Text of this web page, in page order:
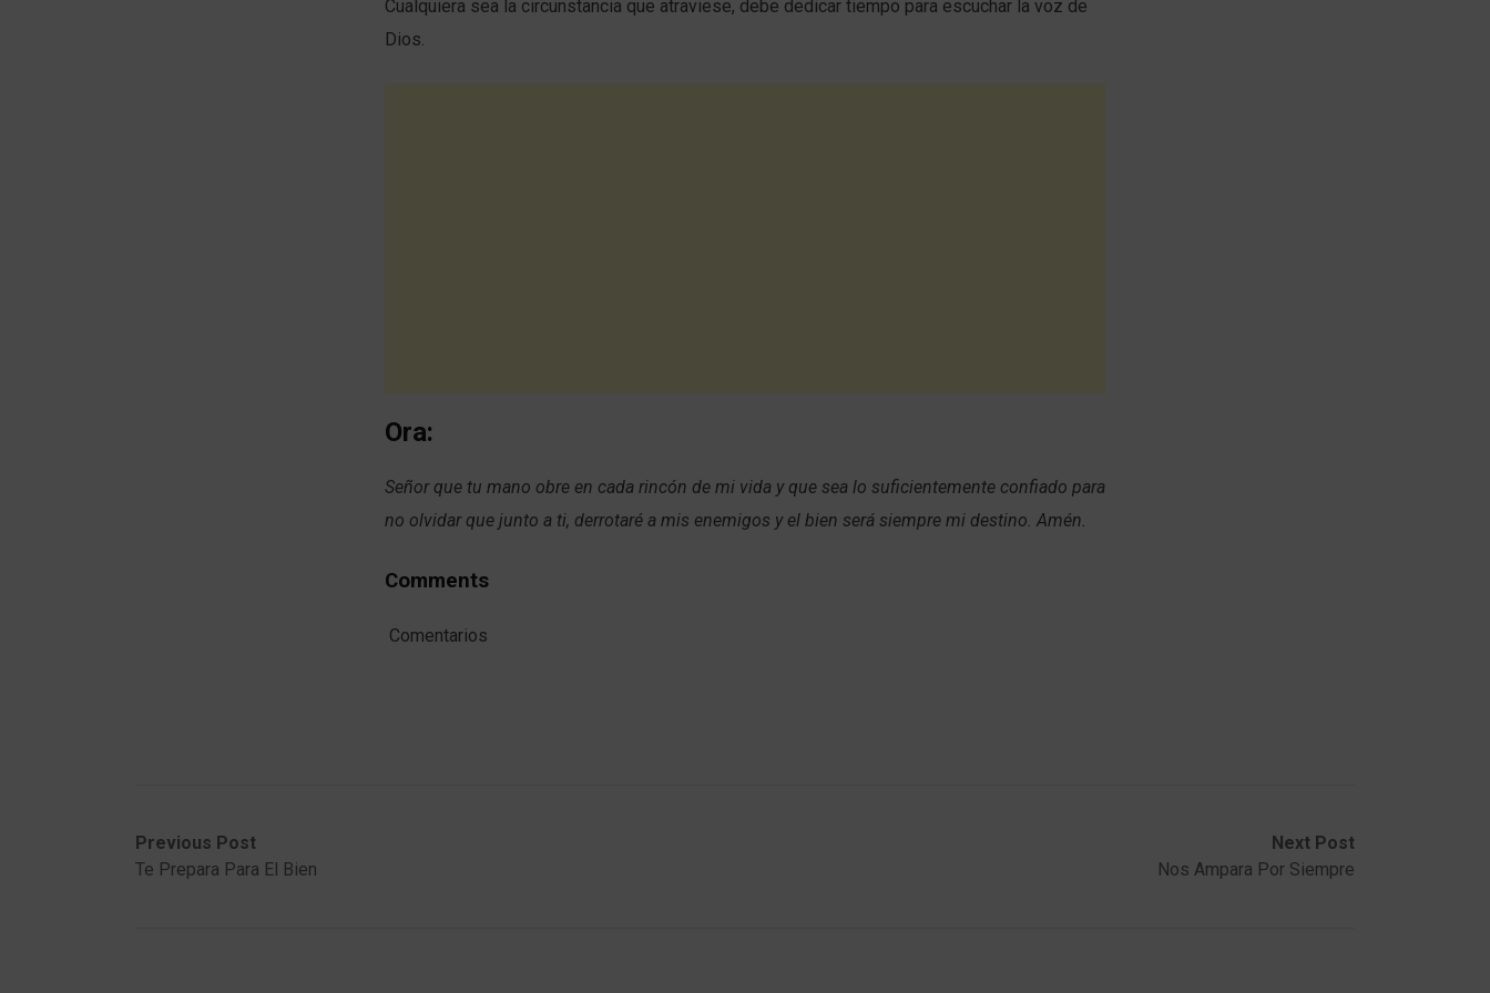
Cualquiera sea la circunstancia que atraviese, debe dedicar tiempo para escuchar la voz de
Dios.
Ora:
Señor que tu mano obre en cada rincón de mi vida y que sea lo suficientemente confiado para
no olvidar que junto a ti, derrotaré a mis enemigos y el bien será siempre mi destino. Amén.
Comments
Comentarios
Previous Post
Te Prepara Para El Bien
Next Post
Nos Ampara Por Siempre